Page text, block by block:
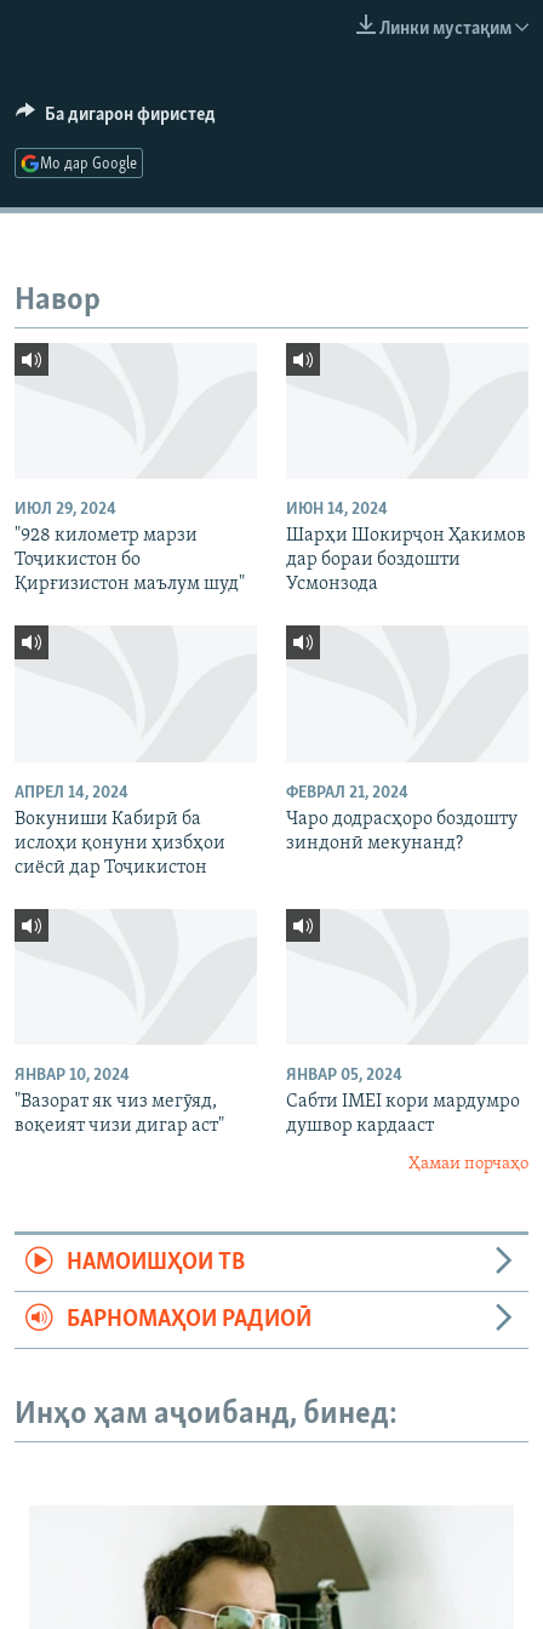
ПАЙГИРӢ КУНЕД
Линки мустақим
Ба дигарон фиристед
Мо дар Google
Навор
ИЮЛ 29, 2024
"928 километр марзи
Тоҷикистон бо
Қирғизистон маълум шуд"
ИЮН 14, 2024
Шарҳи Шокирҷон Ҳакимов
дар бораи боздошти
Усмонзода
АПРЕЛ 14, 2024
Вокуниши Кабирӣ ба
ислоҳи қонуни ҳизбҳои
сиёсӣ дар Тоҷикистон
ФЕВРАЛ 21, 2024
Чаро додрасҳоро боздошту
зиндонӣ мекунанд?
ЯНВАР 10, 2024
"Вазорат як чиз мегӯяд,
воқеият чизи дигар аст"
ЯНВАР 05, 2024
Сабти IMEI кори мардумро
душвор кардааст
Ҳамаи порчаҳо
НАМОИШҲОИ ТВ
БАРНОМАҲОИ РАДИОӢ
Инҳо ҳам аҷоибанд, бинед: